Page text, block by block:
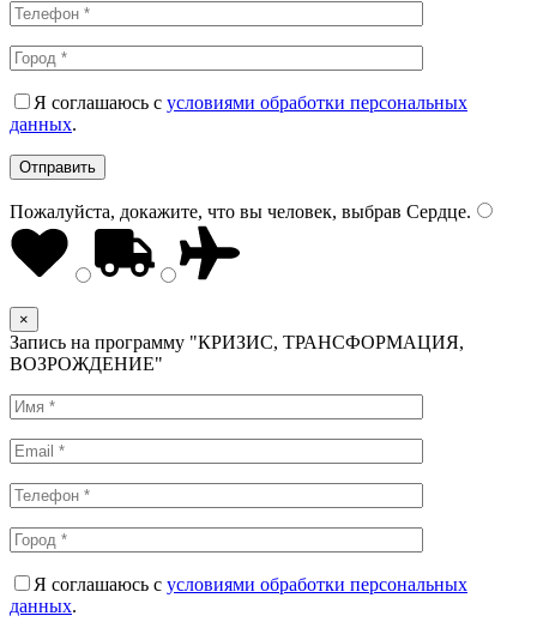
Я соглашаюсь с условиями обработки персональных
данных.
Пожалуйста, докажите, что вы человек, выбрав Сердце.
×
Запись на программу "КРИЗИС, ТРАНСФОРМАЦИЯ,
ВОЗРОЖДЕНИЕ"
Я соглашаюсь с условиями обработки персональных
данных.